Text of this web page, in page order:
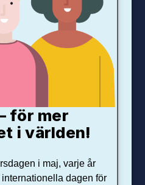
för mer
i världen!
i maj, varje år
dagen för